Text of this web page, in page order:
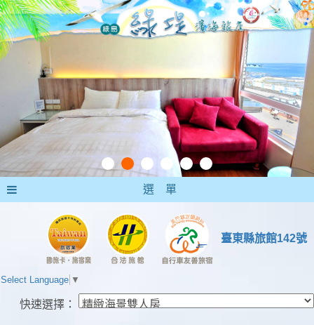
選 單
臺東縣旅館142號
Select Language ▼
快速選擇：